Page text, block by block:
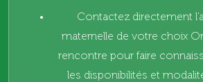
Contactez directement
maternelle de votre choix
rencontre pour faire
les disponibilités et